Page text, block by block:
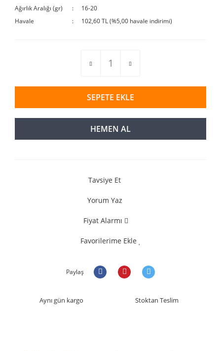
Ağırlık Aralığı (gr)
16-20
Havale
102,60 TL (%5,00 havale indirimi)
SEPETE EKLE
HEMEN AL
Tavsiye Et
Yorum Yaz
Fiyat Alarmı
Favorilerime Ekle
Paylaş
Aynı gün kargo Stoktan Teslim